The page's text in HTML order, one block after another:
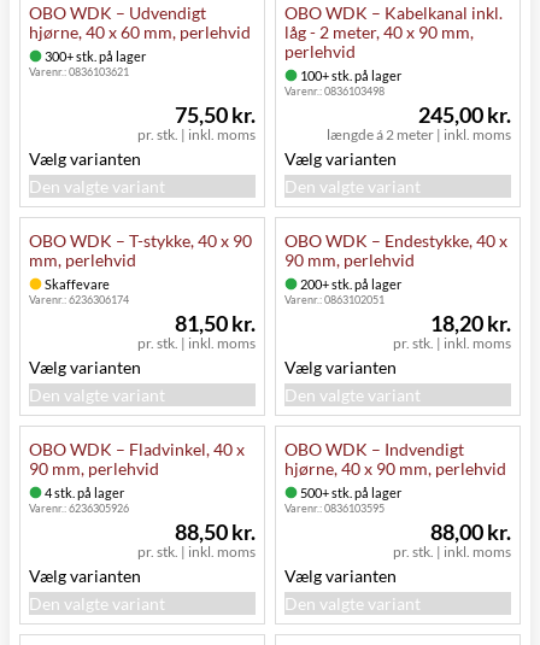
OBO WDK – Udvendigt
hjørne, 40 x 60 mm, perlehvid
300+ stk. på lager
Varenr.:0836103621
pr. stk. | inkl. moms
75,50 kr.
Vælg varianten
Den valgte variant
OBO WDK – Kabelkanal inkl.
låg - 2 meter, 40 x 90 mm,
perlehvid
100+ stk. på lager
Varenr.:0836103498
længde á 2 meter | inkl. moms
245,00 kr.
Vælg varianten
Den valgte variant
OBO WDK – T-stykke, 40 x 90
mm, perlehvid
Skaffevare
Varenr.:6236306174
pr. stk. | inkl. moms
81,50 kr.
Vælg varianten
Den valgte variant
OBO WDK – Endestykke, 40 x
90 mm, perlehvid
200+ stk. på lager
Varenr.:0863102051
pr. stk. | inkl. moms
18,20 kr.
Vælg varianten
Den valgte variant
OBO WDK – Fladvinkel, 40 x
90 mm, perlehvid
4 stk. på lager
Varenr.:6236305926
pr. stk. | inkl. moms
88,50 kr.
Vælg varianten
Den valgte variant
OBO WDK – Indvendigt
hjørne, 40 x 90 mm, perlehvid
500+ stk. på lager
Varenr.:0836103595
pr. stk. | inkl. moms
88,00 kr.
Vælg varianten
Den valgte variant